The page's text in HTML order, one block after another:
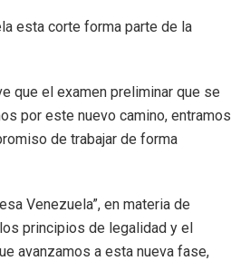
esta corte forma parte de la
que el examen preliminar que se
por este nuevo camino, entramos
de trabajar de forma
Venezuela”, en materia de
principios de legalidad y el
avanzamos a esta nueva fase,